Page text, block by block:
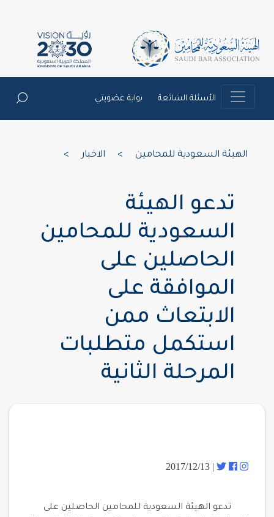
الأسئلة الشائعة بوابة عضويتي
الهيئة السعودية للمحامين الاخبار
تدعو الهيئة
السعودية للمحامين
الحاصلين على
الموافقة على
الابتعاث ممن
استكمل متطلبات
المرحلة الثانية
| 2017/12/13
تدعو الهيئة السعودية للمحامين الحاصلين على